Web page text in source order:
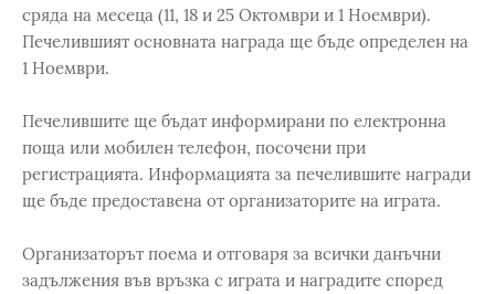
сряда на месеца (11, 18 и 25 Октомври и 1 Ноември).
Печелившият основната награда ще бъде определен на
1 Ноември.
Печелившите ще бъдат информирани по електронна
поща или мобилен телефон, посочени при
регистрацията. Информацията за печелившите награди
ще бъде предоставена от организаторите на играта.
Организаторът поема и отговаря за всички данъчни
задължения във връзка с играта и наградите според